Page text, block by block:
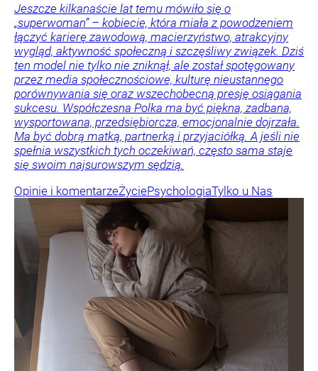
Jeszcze kilkanaście lat temu mówiło się o
„superwoman” – kobiecie, która miała z powodzeniem
łączyć karierę zawodową, macierzyństwo, atrakcyjny
wygląd, aktywność społeczną i szczęśliwy związek. Dziś
ten model nie tylko nie zniknął, ale został spotęgowany
przez media społecznościowe, kulturę nieustannego
porównywania się oraz wszechobecną presję osiągania
sukcesu. Współczesna Polka ma być piękna, zadbana,
wysportowana, przedsiębiorcza, emocjonalnie dojrzała.
Ma być dobrą matką, partnerką i przyjaciółką. A jeśli nie
spełnia wszystkich tych oczekiwań, często sama staje
się swoim najsurowszym sędzią.
Opinie i komentarzeŻyciePsychologiaTylko u Nas